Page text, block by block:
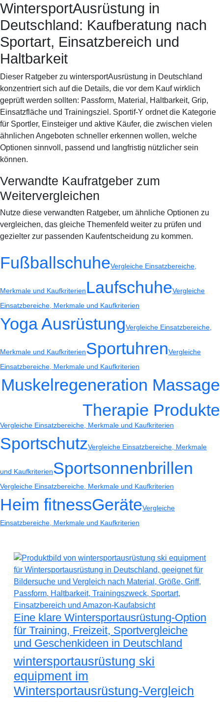
Sportif-Y
Ausrüstung Laufschuhe
WintersportAusrüstung in
Deutschland: Kaufberatung nach
Sportart, Einsatzbereich und
Haltbarkeit
Dieser Ratgeber zu wintersportAusrüstung in Deutschland
konzentriert sich auf die Details, die vor dem Kauf wirklich
geprüft werden sollten: Passform, Material, Haltbarkeit, Grip,
Einsatzfläche und Trainingsziel. Sportif-Y ordnet die Kategorie
für Sportler, Einsteiger und aktive Käufer, die zwischen vielen
ähnlichen Angeboten schneller erkennen wollen, welche
Optionen sinnvoll, passend und langfristig nützlicher sein
können.
Verwandte Kaufratgeber zum
Weitervergleichen
Nutze diese verwandten Ratgeber, um ähnliche Optionen zu
vergleichen, das gleiche Themenfeld weiter zu prüfen und
gezielter zur passenden Kaufentscheidung zu kommen.
FußballschuheVergleiche Einsatzbereiche,
Merkmale und KaufkriterienLaufschuheVergleiche
Einsatzbereiche, Merkmale und Kaufkriterien
Yoga AusrüstungVergleiche Einsatzbereiche,
Merkmale und KaufkriterienSportuhrenVergleiche
Einsatzbereiche, Merkmale und Kaufkriterien
Muskelregeneration Massage
Therapie Produkte
Vergleiche Einsatzbereiche, Merkmale und Kaufkriterien
SportschutzVergleiche Einsatzbereiche, Merkmale
und KaufkriterienSportsonnenbrillen
Vergleiche Einsatzbereiche, Merkmale und Kaufkriterien
Heim fitnessGeräteVergleiche
Einsatzbereiche, Merkmale und Kaufkriterien
Eine klare Wintersportausrüstung-Option
für Training, Freizeit, Sportvergleiche
und Geschenkideen in Deutschland
wintersportausrüstung ski
equipment im
Wintersportausrüstung-Vergleich